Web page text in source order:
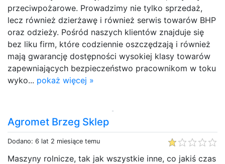
przeciwpożarowe. Prowadzimy nie tylko sprzedaż,
lecz również dzierżawę i również serwis towarów BHP
oraz odzieży. Pośród naszych klientów znajduje się
bez liku firm, które codziennie oszczędzają i również
mają gwarancję dostępności wysokiej klasy towarów
zapewniających bezpieczeństwo pracownikom w toku
wyko... pokaż więcej »
Agromet Brzeg Sklep
Dodano: 6 lat 2 miesiące temu
Maszyny rolnicze, tak jak wszystkie inne, co jakiś czas